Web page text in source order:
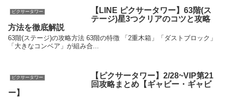
ピクサータワー
【LINE ピクサータワー】63階(ス
テージ)星3つクリアのコツと攻略
方法を徹底解説
63階(ステージ)の攻略方法 63階の特徴 「2重木箱」「ダストブロック」
「大きなコンベア」が組み合...
ピクサータワー
【ピクサータワー】2/28~VIP第21
回攻略まとめ【ギャビー・ギャビ
ー】